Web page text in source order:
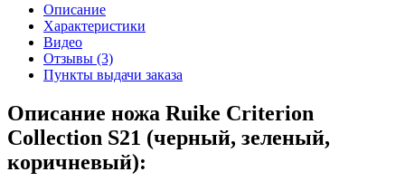
Описание
Характеристики
Видео
Отзывы (3)
Пункты выдачи заказа
Описание ножа Ruike Criterion
Collection S21 (черный, зеленый,
коричневый):